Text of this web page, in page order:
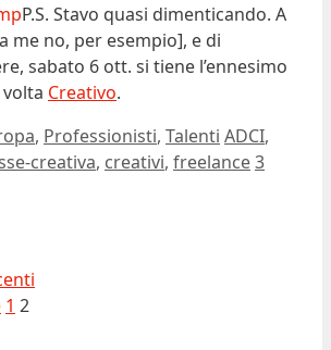
P.S. Stavo quasi dimenticando. A
me no, per esempio], e di
sabato 6 ott. si tiene l’ennesimo
Creativo.
, Professionisti, Talenti Tag
ADCI,
creativa, creativi, freelance3
Pagina
1 Pagina
2